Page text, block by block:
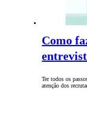
Como
Ter todos os
atenção dos